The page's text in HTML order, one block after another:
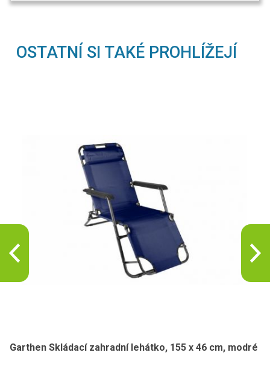
OSTATNÍ SI TAKÉ PROHLÍŽEJÍ
Garthen Skládací zahradní lehátko, 155 x 46 cm, modré